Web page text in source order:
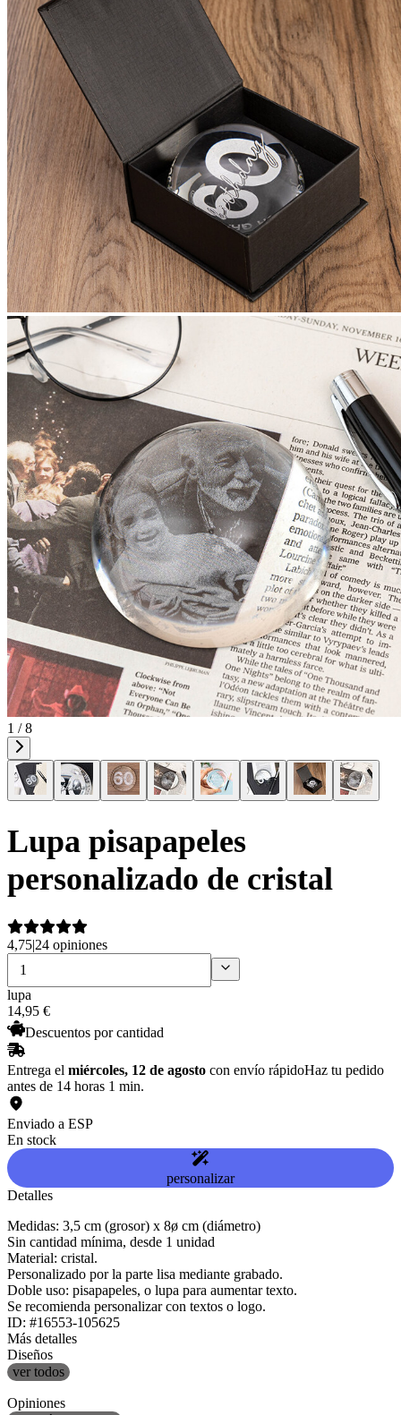
1 / 8
Lupa pisapapeles
personalizado de cristal
4,75|24 opiniones
lupa
14,95 €
Descuentos por cantidad
Entrega el miércoles, 12 de agosto con envío rápidoHaz tu pedido
antes de 14 horas 1 min.
Enviado a ESP
En stock
personalizar
Detalles
Medidas: 3,5 cm (grosor) x 8ø cm (diámetro)
Sin cantidad mínima, desde 1 unidad
Material: cristal.
Personalizado por la parte lisa mediante grabado.
Doble uso: pisapapeles, o lupa para aumentar texto.
Se recomienda personalizar con textos o logo.
ID: #16553-105625
Más detalles
Diseños
ver todos
Opiniones